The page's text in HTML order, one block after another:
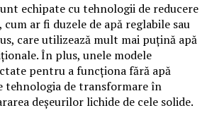
echipate cu tehnologii de reducere
cum ar fi duzele de apă reglabile sau
care utilizează mult mai puțină apă
În plus, unele modele
pentru a funcționa fără apă
tehnologia de transformare în
deșeurilor lichide de cele solide.